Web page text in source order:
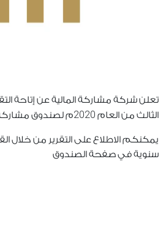
تعلن شركة مشاركة المالية عن إتاحة
الثالث من العام 2020م لصندوق
يمكنكم الاطلاع على التقرير من خلال
سنوية في صفحة الصندوق